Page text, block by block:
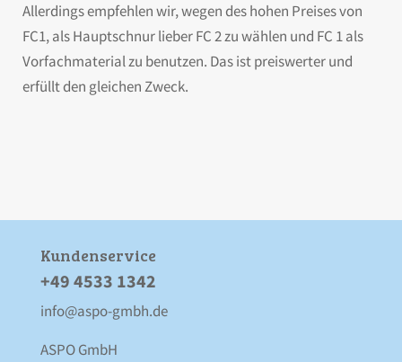
Allerdings empfehlen wir, wegen des hohen Preises von
FC1, als Hauptschnur lieber FC 2 zu wählen und FC 1 als
Vorfachmaterial zu benutzen. Das ist preiswerter und
erfüllt den gleichen Zweck.
Kunden­service
+49 4533 1342
info@aspo-gmbh.de
ASPO GmbH